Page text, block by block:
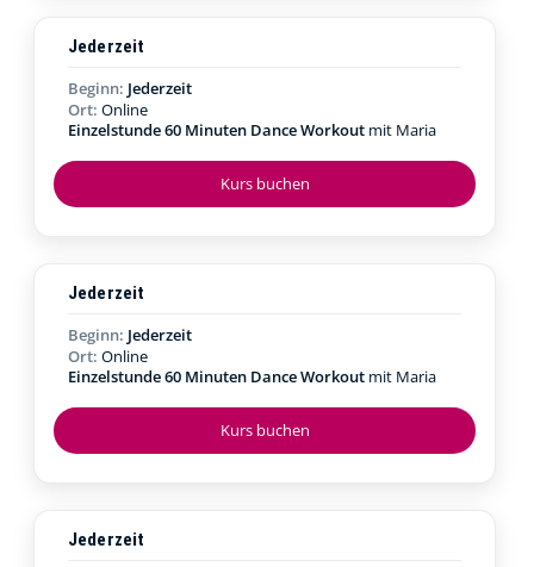
Kurs buchen
Jederzeit
Beginn: Jederzeit
Ort: Online
Einzelstunde 60 Minuten Dance Workout mit Maria
Kurs buchen
Jederzeit
Beginn: Jederzeit
Ort: Online
Einzelstunde 60 Minuten Dance Workout mit Maria
Jederzeit